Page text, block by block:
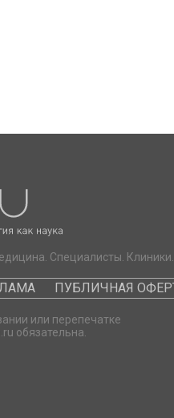
Специалисты.
ПУБЛИЧНАЯ
или перепечатке
обязательна.